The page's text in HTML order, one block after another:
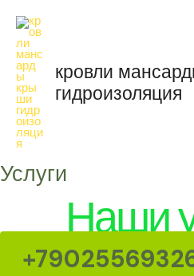
содержимому
кровли
гидроизоляция
Услуги
Наши